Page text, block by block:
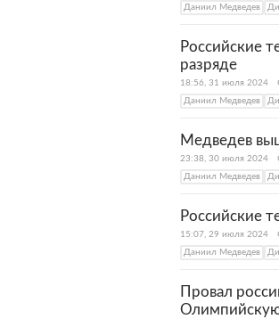
Даниил Медведев
Российские
разряде
18:56, 31 июля 2024
Даниил Медведев
Медведев
23:38, 30 июля 2024
Даниил Медведев
Российские
15:07, 29 июля 2024
Даниил Медведев
Провал